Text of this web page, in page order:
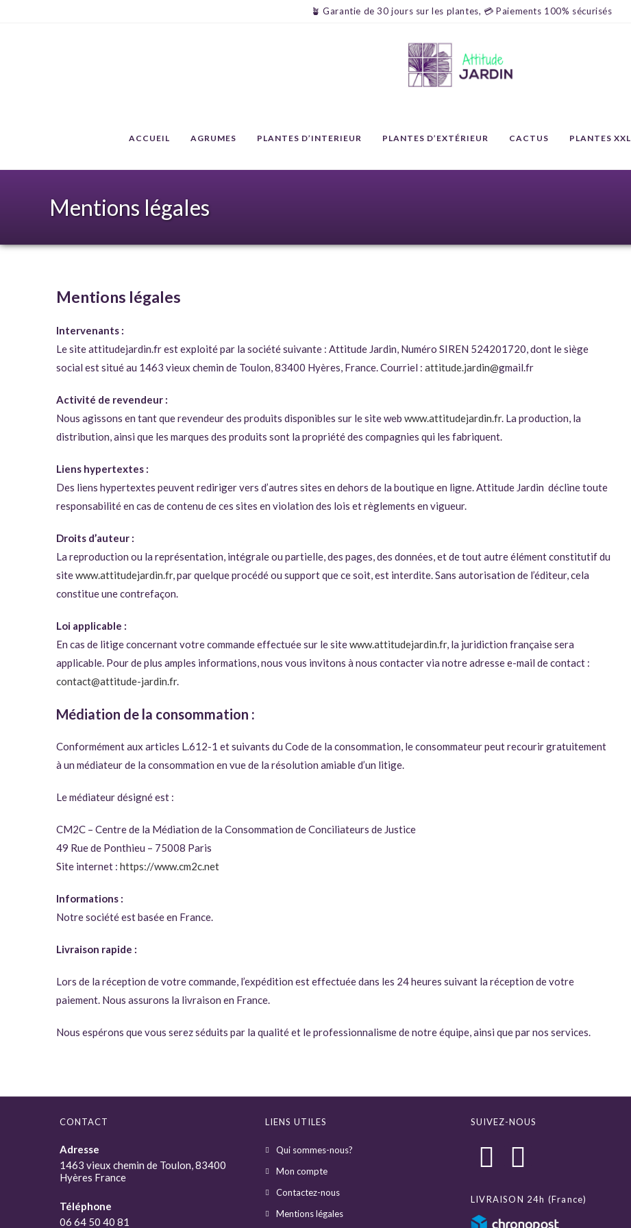
🪴 Garantie de 30 jours sur les plantes, 💳 Paiements 100% sécurisés
ACCUEIL AGRUMES PLANTES D’INTERIEUR PLANTES D’EXTÉRIEUR CACTUS PLANTES XXL
Mentions légales
Mentions légales
Intervenants :
Le site attitudejardin.fr est exploité par la société suivante : Attitude Jardin, Numéro SIREN 524201720,dont le siège
social est situé au 1463 vieux chemin de Toulon, 83400 Hyères, France. Courriel : attitude.jardin@gmail.fr
Activité de revendeur :
Nous agissons en tant que revendeur des produits disponibles sur le site web www.attitudejardin.fr. La production, la
distribution, ainsi que les marques des produits sont la propriété des compagnies qui les fabriquent.
Liens hypertextes :
Des liens hypertextes peuvent rediriger vers d’autres sites en dehors de la boutique en ligne. Attitude Jardin décline toute
responsabilité en cas de contenu de ces sites en violation des lois et règlements en vigueur.
Droits d’auteur :
La reproduction ou la représentation, intégrale ou partielle, des pages, des données, et de tout autre élément constitutif du
sitewww.attitudejardin.fr, par quelque procédé ou support que ce soit, est interdite. Sans autorisation de l’éditeur, cela
constitue une contrefaçon.
Loi applicable :
En cas de litige concernant votre commande effectuée sur le sitewww.attitudejardin.fr, la juridiction française sera
applicable. Pour de plus amples informations, nous vous invitons à nous contacter via notre adresse e-mail de contact :
contact@attitude-jardin.fr.
Médiation de la consommation :
Conformément aux articles L.612-1 et suivants du Code de la consommation, le consommateur peut recourir gratuitement
à un médiateur de la consommation en vue de la résolution amiable d’un litige.
Le médiateur désigné est :
CM2C – Centre de la Médiation de la Consommation de Conciliateurs de Justice
49 Rue de Ponthieu – 75008 Paris
Site internet : https://www.cm2c.net
Informations :
Notre société est basée en France.
Livraison rapide :
Lors de la réception de votre commande, l’expédition est effectuée dans les 24 heures suivant la réception de votre
paiement. Nous assurons la livraison en France.
Nous espérons que vous serez séduits par la qualité et le professionnalisme de notre équipe, ainsi que par nos services.
CONTACT
Adresse
1463 vieux chemin de Toulon, 83400
Hyères France
Téléphone
06 64 50 40 81
LIENS UTILES
Qui sommes-nous?
Mon compte
Contactez-nous
Mentions légales
SUIVEZ-NOUS
LIVRAISON 24h (France)